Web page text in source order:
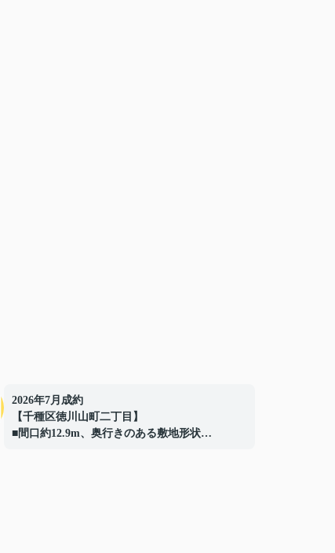
2026年7月成約
【千種区徳川山町二丁目】
■間口約12.9m、奥行きのある敷地形状